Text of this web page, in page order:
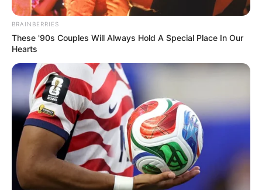
LJEPOTA
22 DRŽAVE, VIŠE OD 200 IZLAGAČA I
JEDNA ZEMLJA PARTNER: 8.
MEĐUNARODNI SAJAM TURIZMA
PLACE2GO SVE JE BLIŽE